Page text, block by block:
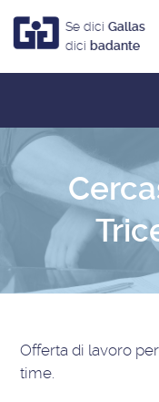
Se dici Gallas
dici badante
Offerta di lavoro
time